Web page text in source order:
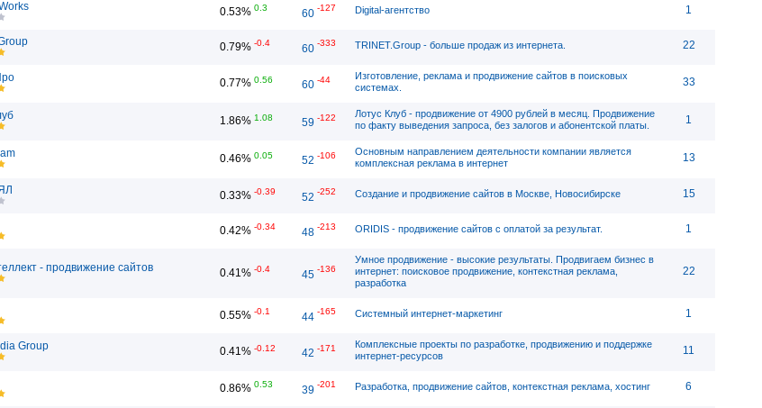
0.53% 0.3 60 -127 Digital-агентство 1
0.79% -0.4 60 -333 TRINET.Group - больше продаж из интернета. 22
0.77% 0.56 60 -44
Изготовление, реклама и продвижение сайтов в поисковых
системах.
33
1.86% 1.08 59 -122
Лотус Клуб - продвижение от 4900 рублей в месяц. Продвижение
по факту выведения запроса, без залогов и абонентской платы.
1
0.46% 0.05 52 -106
Основным направлением деятельности компании является
комплексная реклама в интернет
13
0.33% -0.39 52 -252 Создание и продвижение сайтов в Москве, Новосибирске 15
0.42% -0.34 48 -213 ORIDIS - продвижение сайтов с оплатой за результат. 1
- продвижение сайтов 0.41% -0.4 45 -136
Умное продвижение - высокие результаты. Продвигаем бизнес в
интернет: поисковое продвижение, контекстная реклама,
разработка
22
0.55% -0.1 44 -165 Системный интернет-маркетинг 1
Group 0.41% -0.12 42 -171
Комплексные проекты по разработке, продвижению и поддержке
интернет-ресурсов
11
0.86% 0.53 39 -201 Разработка, продвижение сайтов, контекстная реклама, хостинг 6